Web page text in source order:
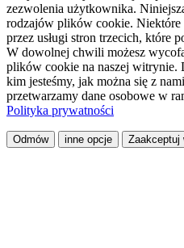
zezwolenia użytkownika.
rodzajów plików cookie. Niektóre
przez usługi stron trzecich, które
W dowolnej chwili możesz
plików cookie na naszej witrynie.
kim jesteśmy, jak można się z
przetwarzamy dane osobowe w
Polityka prywatności
Odmów inne opcje Zaakceptuj